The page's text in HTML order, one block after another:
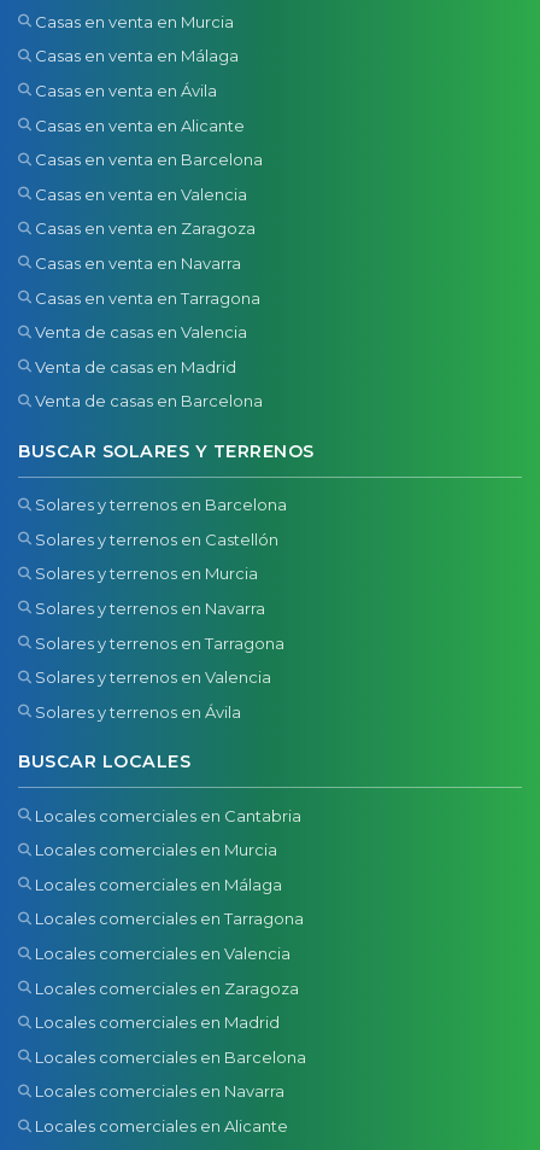
Casas en venta en Murcia
Casas en venta en Málaga
Casas en venta en Ávila
Casas en venta en Alicante
Casas en venta en Barcelona
Casas en venta en Valencia
Casas en venta en Zaragoza
Casas en venta en Navarra
Casas en venta en Tarragona
Venta de casas en Valencia
Venta de casas en Madrid
Venta de casas en Barcelona
BUSCAR SOLARES Y TERRENOS
Solares y terrenos en Barcelona
Solares y terrenos en Castellón
Solares y terrenos en Murcia
Solares y terrenos en Navarra
Solares y terrenos en Tarragona
Solares y terrenos en Valencia
Solares y terrenos en Ávila
BUSCAR LOCALES
Locales comerciales en Cantabria
Locales comerciales en Murcia
Locales comerciales en Málaga
Locales comerciales en Tarragona
Locales comerciales en Valencia
Locales comerciales en Zaragoza
Locales comerciales en Madrid
Locales comerciales en Barcelona
Locales comerciales en Navarra
Locales comerciales en Alicante